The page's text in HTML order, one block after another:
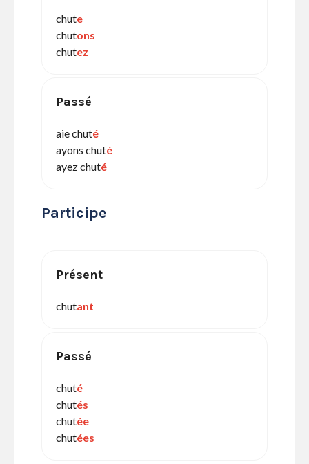
chute
chutons
chutez
Passé
aie chuté
ayons chuté
ayez chuté
Participe
Présent
chutant
Passé
chuté
chutés
chutée
chutées